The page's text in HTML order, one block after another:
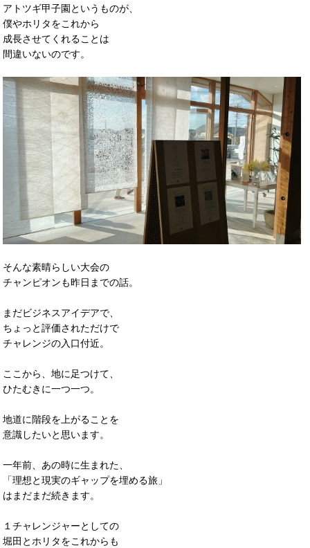
アトツギ甲子園というものが、
僕やホリタをこれから
成長させてくれることは
間違いないのです。
そんな素晴らしい大会の
チャンピオンも昨日までの話。
まだビジネスアイデアで、
ちょっと評価されただけで
チャレンジの入口付近。
ここから、地に足つけて、
ひたむきに一つ一つ。
地道に階段を上がることを
意識したいと思います。
一年前、あの時に生まれた、
「理想と現実のギャップを埋める旅」
はまだまだ続きます。
１チャレンジャーとしての
堀田とホリタをこれからも